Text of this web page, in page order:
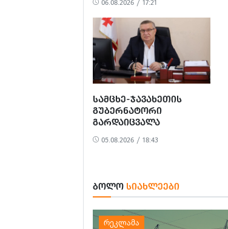
ᲞᲝᲚᲘᲢᲘᲖᲔᲑᲣᲚ
ᲒᲐᲜᲐᲩᲔᲜᲡ’ -
ᲔᲕᲠᲝᲙᲐᲕᲨᲘᲠᲘᲡ ᲡᲐᲔᲚᲩᲝ
06.08.2026 / 17:21
ᲡᲐᲛᲪᲮᲔ-ᲯᲐᲕᲐᲮᲔᲗᲘᲡ
ᲒᲣᲑᲔᲠᲜᲐᲢᲝᲠᲘ
ᲒᲐᲠᲓᲐᲘᲪᲕᲐᲚᲐ
05.08.2026 / 18:43
ᲑᲝᲚᲝ ᲡᲘᲐᲮᲚᲔᲔᲑᲘ